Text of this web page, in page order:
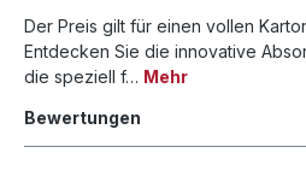
Der Preis gilt für einen vollen
Entdecken Sie die innovative
die speziell f… Mehr
Bewertungen